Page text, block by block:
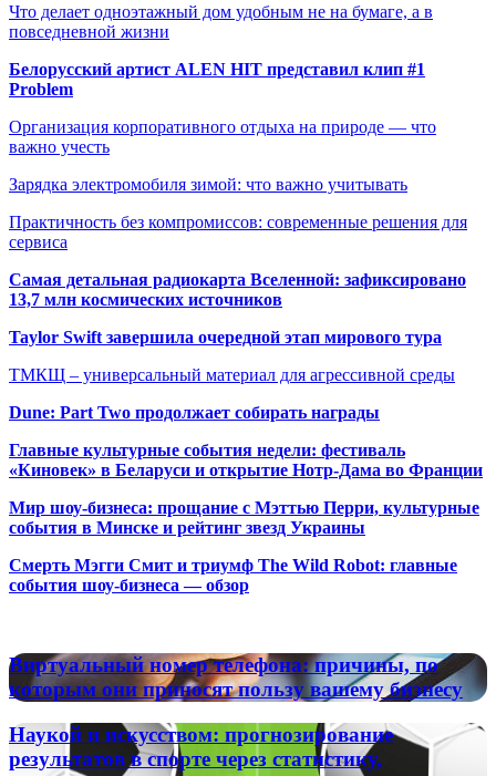
Что делает одноэтажный дом удобным не на бумаге, а в
повседневной жизни
Белорусский артист ALEN HIT представил клип #1
Problem
Организация корпоративного отдыха на природе — что
важно учесть
Зарядка электромобиля зимой: что важно учитывать
Практичность без компромиссов: современные решения для
сервиса
Самая детальная радиокарта Вселенной: зафиксировано
13,7 млн космических источников
Taylor Swift завершила очередной этап мирового тура
ТМКЩ – универсальный материал для агрессивной среды
Dune: Part Two продолжает собирать награды
Главные культурные события недели: фестиваль
«Киновек» в Беларуси и открытие Нотр-Дама во Франции
Мир шоу-бизнеса: прощание с Мэттью Перри, культурные
события в Минске и рейтинг звезд Украины
Смерть Мэгги Смит и триумф The Wild Robot: главные
события шоу-бизнеса — обзор
Виртуальный
номер
телефона:
причины,
по
которым
Виртуальный номер телефона: причины, по
которым они приносят пользу вашему бизнесу
Наукой
искусством:
Наукой и искусством: прогнозирование
результатов в спорте через статистику,